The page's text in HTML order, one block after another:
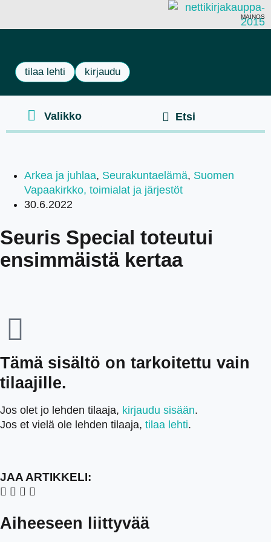
MAINOS
tilaa lehti kirjaudu
Arkea ja juhlaa, Seurakuntaelämä, Suomen
Vapaakirkko, toimialat ja järjestöt
30.6.2022
Seuris Special toteutui
ensimmäistä kertaa
Tämä sisältö on tarkoitettu vain
tilaajille.
Jos olet jo lehden tilaaja, kirjaudu sisään.
Jos et vielä ole lehden tilaaja, tilaa lehti.
JAA ARTIKKELI:
Aiheeseen liittyvää